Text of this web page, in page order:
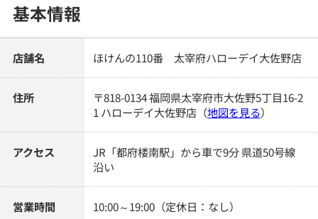
基本情報
店舗名 ほけんの110番 太宰府ハローデイ大佐野店
住所
〒818-0134 福岡県太宰府市大佐野5丁目16-2
1 ハローデイ大佐野店 （地図を見る）
アクセス
JR「都府楼南駅」から車で9分 県道50号線
沿い
営業時間 10:00～19:00（定休日：なし）